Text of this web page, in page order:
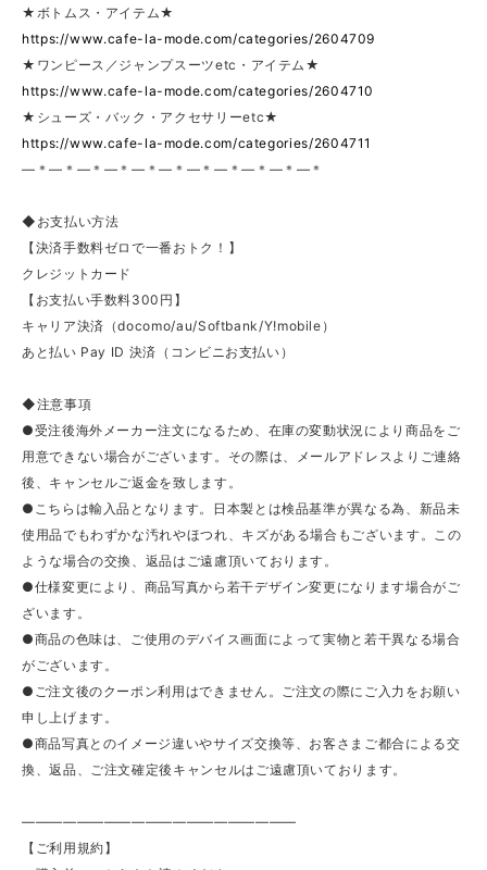
★ボトムス・アイテム★
https://www.cafe-la-mode.com/categories/2604709
★ワンピース／ジャンプスーツetc・アイテム★
https://www.cafe-la-mode.com/categories/2604710
★シューズ・バック・アクセサリーetc★
https://www.cafe-la-mode.com/categories/2604711
—＊—＊—＊—＊—＊—＊—＊—＊—＊—＊—＊
◆お支払い方法
【決済手数料ゼロで一番おトク！】
クレジットカード
【お支払い手数料300円】
キャリア決済（docomo/au/Softbank/Y!mobile）
あと払い Pay ID 決済（コンビニお支払い）
◆注意事項
●受注後海外メーカー注文になるため、在庫の変動状況により商品をご
用意できない場合がございます。その際は、メールアドレスよりご連絡
後、キャンセルご返金を致します。
●こちらは輸入品となります。日本製とは検品基準が異なる為、新品未
使用品でもわずかな汚れやほつれ、キズがある場合もございます。この
ような場合の交換、返品はご遠慮頂いております。
●仕様変更により、商品写真から若干デザイン変更になります場合がご
ざいます。
●商品の色味は、ご使用のデバイス画面によって実物と若干異なる場合
がございます。
●ご注文後のクーポン利用はできません。ご注文の際にご入力をお願い
申し上げます。
●商品写真とのイメージ違いやサイズ交換等、お客さまご都合による交
換、返品、ご注文確定後キャンセルはご遠慮頂いております。
————————————————————
【ご利用規約】